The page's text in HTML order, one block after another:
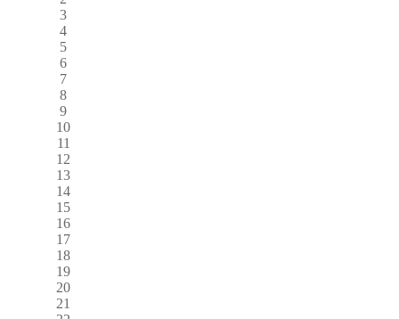
3
4
5
6
7
8
9
10
11
12
13
14
15
16
17
18
19
20
21